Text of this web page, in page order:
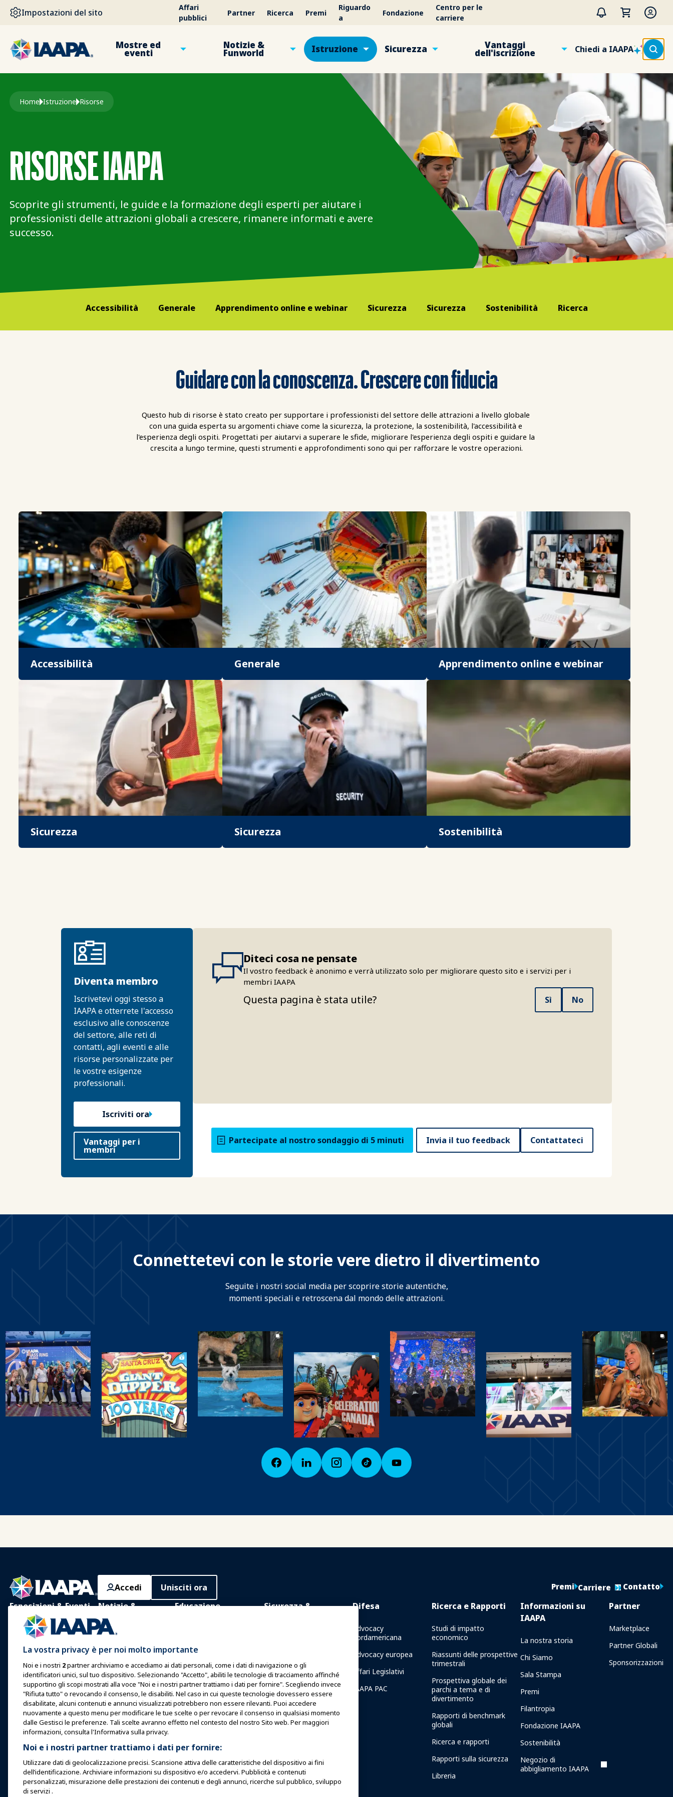
SALTA AL CONTENUTO PRINCIPALE
Impostazioni del sito
Affari
pubblici
Partner Ricerca Premi
Riguardo
a
Fondazione
Centro per le
carriere
Mostre ed
eventi
Notizie &
Funworld Istruzione Sicurezza Vantaggi
dell'iscrizione Chiedi a IAAPA
Briciole di pane
Home Istruzione Risorse
RISORSE IAAPA
Scoprite gli strumenti, le guide e la formazione degli esperti per aiutare i
professionisti delle attrazioni globali a crescere, rimanere informati e avere
successo.
Accessibilità Generale Apprendimento online e webinar Sicurezza Sicurezza Sostenibilità Ricerca
Guidare con la conoscenza. Crescere con fiducia
Questo hub di risorse è stato creato per supportare i professionisti del settore delle attrazioni a livello globale
con una guida esperta su argomenti chiave come la sicurezza, la protezione, la sostenibilità, l'accessibilità e
l'esperienza degli ospiti. Progettati per aiutarvi a superare le sfide, migliorare l'esperienza degli ospiti e guidare la
crescita a lungo termine, questi strumenti e approfondimenti sono qui per rafforzare le vostre operazioni.
Accessibilità Generale Apprendimento online e webinar
Sicurezza Sicurezza Sostenibilità
Diventa membro
Iscrivetevi oggi stesso a
IAAPA e otterrete l'accesso
esclusivo alle conoscenze
del settore, alle reti di
contatti, agli eventi e alle
risorse personalizzate per
le vostre esigenze
professionali.
Iscriviti ora
Vantaggi per i
membri
Diteci cosa ne pensate
Il vostro feedback è anonimo e verrà utilizzato solo per migliorare questo sito e i servizi per i
membri IAAPA
Questa pagina è stata utile? Sì No
Partecipate al nostro sondaggio di 5 minuti Invia il tuo feedback Contattateci
Connettetevi con le storie vere dietro il divertimento
Seguite i nostri social media per scoprire storie autentiche,
momenti speciali e retroscena dal mondo delle attrazioni.
Accedi Unisciti ora Premi Carriere Contatto
Esposizioni & Eventi
IAAPA Expo
Expo Europa
Expo Asia
Expo Medio Oriente
Eventi in arrivo
Parlare a un'Expo o Evento
Prenota un incontro o un
Ospitare un Evento
IAAPA Connect+
Notizie &
Funworld
Caratteristiche
Pubblica con IAAPA
Numeri passati
Scrivere per Funworld
Educazione
Apprendimento in
presenza
Corpus comune di
conoscenze
Certificazione
Programmi della
Fondazione IAAPA
Trova un Mentore
Risorse
Sicurezza &
delle attrazioni
Linee guida sulla sicurezza
Risorse per la sicurezza
Risorse per la sicurezza
Comitati per la sicurezza
Istituto di Sicurezza
Difesa
Advocacy
nordamericana
Advocacy europea
Affari Legislativi
IAAPA PAC
Ricerca e Rapporti
Studi di impatto
economico
Riassunti delle prospettive
trimestrali
Prospettiva globale dei
parchi a tema e di
divertimento
Rapporti di benchmark
globali
Ricerca e rapporti
Rapporti sulla sicurezza
Libreria
Informazioni su
IAAPA
La nostra storia
Chi Siamo
Sala Stampa
Premi
Filantropia
Fondazione IAAPA
Sostenibilità
Negozio di
abbigliamento IAAPA
Partner
Marketplace
Partner Globali
Sponsorizzazioni
La vostra privacy è per noi molto importante
Noi e i nostri 2partner archiviamo e accediamo ai dati personali, come i dati di navigazione o gli
identificatori unici, sul tuo dispositivo. Selezionando "Accetto", abiliti le tecnologie di tracciamento affinché
supportino gli scopi mostrati alla voce "Noi e i nostri partner trattiamo i dati per fornire". Scegliendo invece
"Rifiuta tutto" o revocando il consenso, le disabiliti. Nel caso in cui queste tecnologie dovessero essere
disabilitate, alcuni contenuti e annunci visualizzati potrebbero non essere rilevanti. Puoi accedere
nuovamente a questo menu per modificare le tue scelte o per revocare il consenso in qualsiasi momento
dalle Gestisci le preferenze. Tali scelte avranno effetto nel contesto del nostro Sito web. Per maggiori
informazioni, consulta l'Informativa sulla privacy.
Noi e i nostri partner trattiamo i dati per fornire:
Utilizzare dati di geolocalizzazione precisi. Scansione attiva delle caratteristiche del dispositivo ai fini
dell’identificazione. Archiviare informazioni su dispositivo e/o accedervi. Pubblicità e contenuti
personalizzati, misurazione delle prestazioni dei contenuti e degli annunci, ricerche sul pubblico, sviluppo
di servizi .